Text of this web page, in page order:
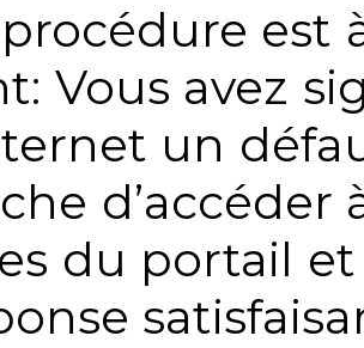
est
Vous avez
un
du portail